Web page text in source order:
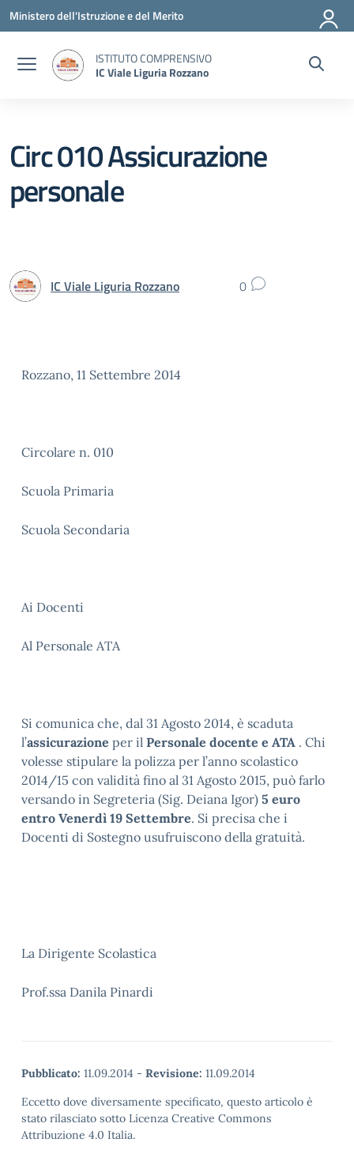
Vai ai contenuti
Vai al menu di navigazione
Vai al footer
Ministero dell'Istruzione e del Merito
ISTITUTO COMPRENSIVO
IC Viale Liguria Rozzano
Circ 010 Assicurazione
personale
IC Viale Liguria Rozzano 0
Rozzano, 11 Settembre 2014
Circolare n. 010
Scuola Primaria
Scuola Secondaria
Ai Docenti
Al Personale ATA
Si comunica che, dal 31 Agosto 2014, è scaduta
l’assicurazione per il Personale docente e ATA . Chi
volesse stipulare la polizza per l’anno scolastico
2014/15 con validità fino al 31 Agosto 2015, può farlo
versando in Segreteria (Sig. Deiana Igor) 5 euro
entro Venerdì 19 Settembre. Si precisa che i
Docenti di Sostegno usufruiscono della gratuità.
La Dirigente Scolastica
Prof.ssa Danila Pinardi
Pubblicato: 11.09.2014 - Revisione: 11.09.2014
Eccetto dove diversamente specificato, questo articolo è
stato rilasciato sotto Licenza Creative Commons
Attribuzione 4.0 Italia.